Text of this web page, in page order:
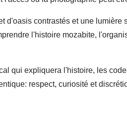
contrastés et une
l'histoire mozabite,
qui expliquera l'histoire, les
respect, curiosité et